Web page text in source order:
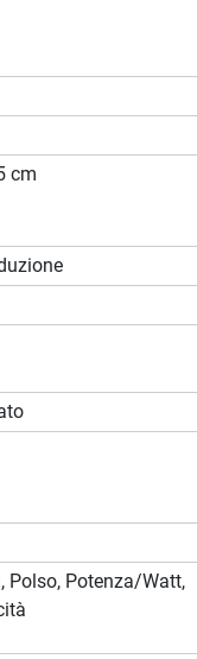
cm
Polso, Potenza/Watt,